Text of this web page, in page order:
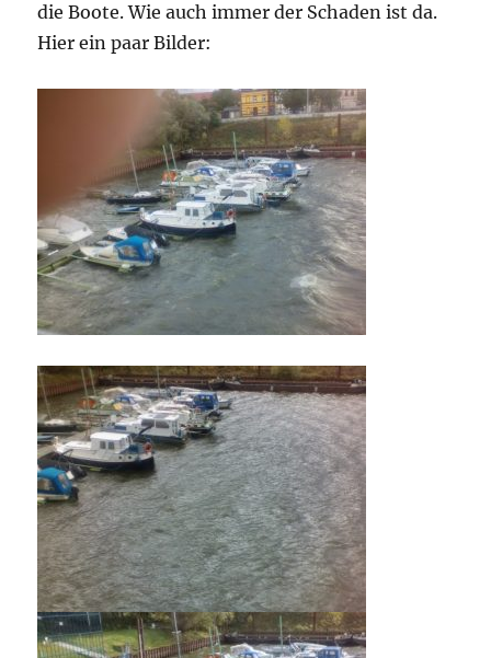
die Boote. Wie auch immer der Schaden ist da.
Hier ein paar Bilder: